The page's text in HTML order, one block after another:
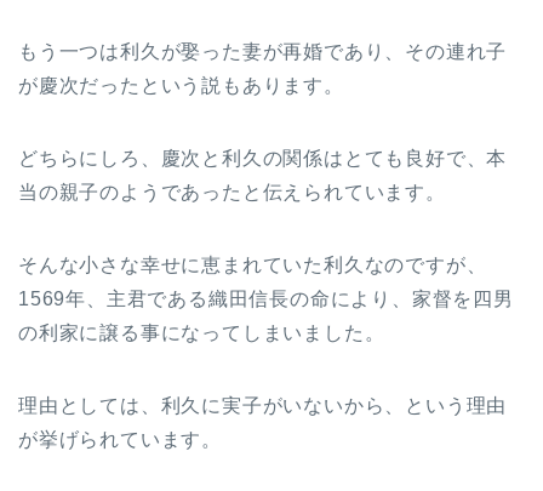
もう一つは利久が娶った妻が再婚であり、その連れ子
が慶次だったという説もあります。
どちらにしろ、慶次と利久の関係はとても良好で、本
当の親子のようであったと伝えられています。
そんな小さな幸せに恵まれていた利久なのですが、
1569年、主君である織田信長の命により、家督を四男
の利家に譲る事になってしまいました。
理由としては、利久に実子がいないから、という理由
が挙げられています。